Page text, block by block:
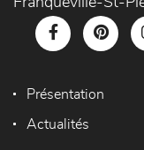
Présentation
Actualités